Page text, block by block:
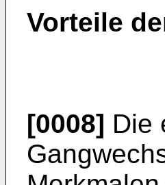
Vorteile
[0008] Die